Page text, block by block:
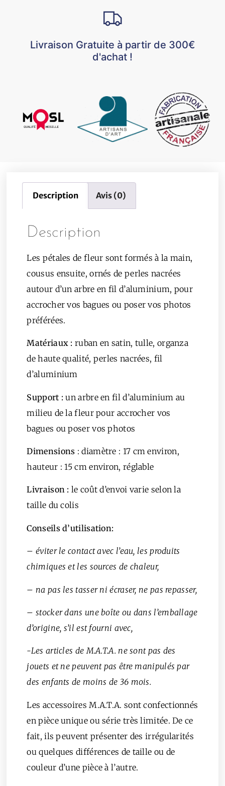
Livraison Gratuite à partir de 300€
d'achat !
Description Avis (0)
Description
Les pétales de fleur sont formés à la main,
cousus ensuite, ornés de perles nacrées
autour d’un arbre en fil d’aluminium, pour
accrocher vos bagues ou poser vos photos
préférées.
Matériaux :ruban en satin, tulle, organza
de haute qualité, perles nacrées, fil
d’aluminium
Support : un arbre en fil d’aluminium au
milieu de la fleur pour accrocher vos
bagues ou poser vos photos
Dimensions : diamètre : 17 cm environ,
hauteur : 15 cm environ, réglable
Livraison : le coût d’envoi varie selon la
taille du colis
Conseils d’utilisation:
– éviter le contact avec l’eau, les produits
chimiques et les sources de chaleur,
– na pas les tasser ni écraser, ne pas repasser,
– stocker dans une boîte ou dans l’emballage
d’origine, s’il est fourni avec,
-Les articles de M.A.T.A. ne sont pas des
jouets et ne peuvent pas être manipulés par
des enfants de moins de 36 mois.
Les accessoires M.A.T.A. sont confectionnés
en pièce unique ou série très limitée. De ce
fait, ils peuvent présenter des irrégularités
ou quelques différences de taille ou de
couleur d’une pièce à l’autre.